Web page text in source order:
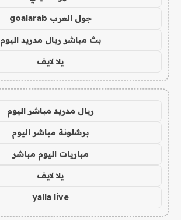
جول العرب goalarab
بث مباشر ريال مدريد اليوم
يلا لايف
ريال مدريد مباشر اليوم
برشلونة مباشر اليوم
مباريات اليوم مباشر
يلا لايف
yalla live